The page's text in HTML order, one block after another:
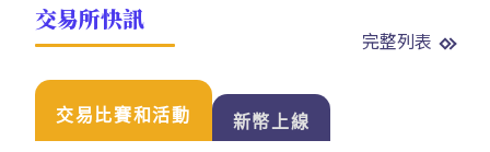
交易所快訊
完整列表
交易比賽和活動 新幣上線